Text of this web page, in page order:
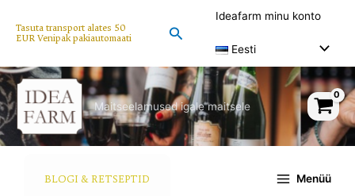
content
Tasuta transport alates 50
EUR Venipak pakiautomaati
Search
Ideafarm minu konto
Eesti
Maitseelamused igale maitsele
BLOGI & RETSEPTID Menüü